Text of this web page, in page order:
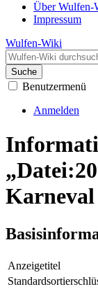
Über Wulfen-
Impressum
Wulfen-Wiki
Suche
Benutzermenü
Anmelden
Anzeigetitel